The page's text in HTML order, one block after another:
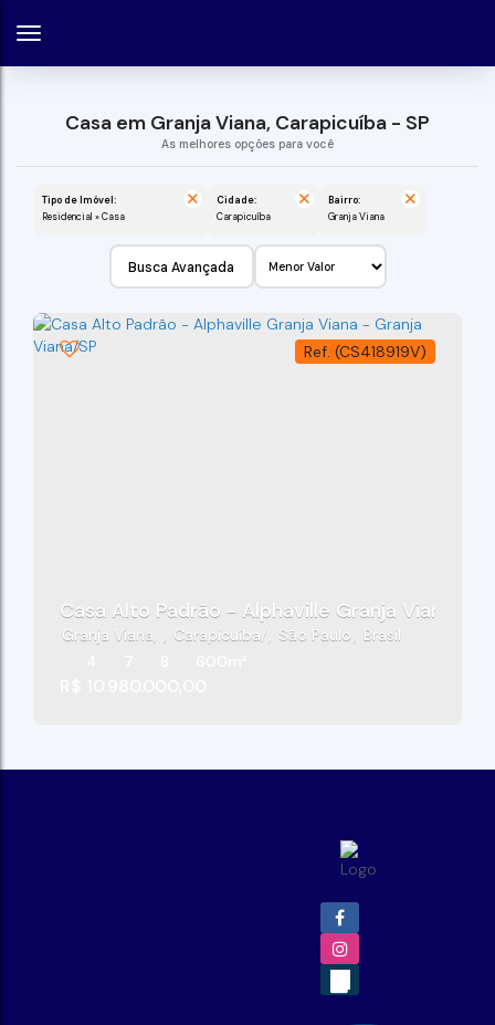
Casa em Granja Viana, Carapicuíba - SP
Tipo de Imóvel:
Residencial » Casa
Cidade:
Carapicuíba
Bairro:
Granja Viana
Busca Avançada
(CS418919V)
Casa Alto Padrão - Alphaville Granja Viana -
Granja Viana Carapicuíba São Paulo
Brasil